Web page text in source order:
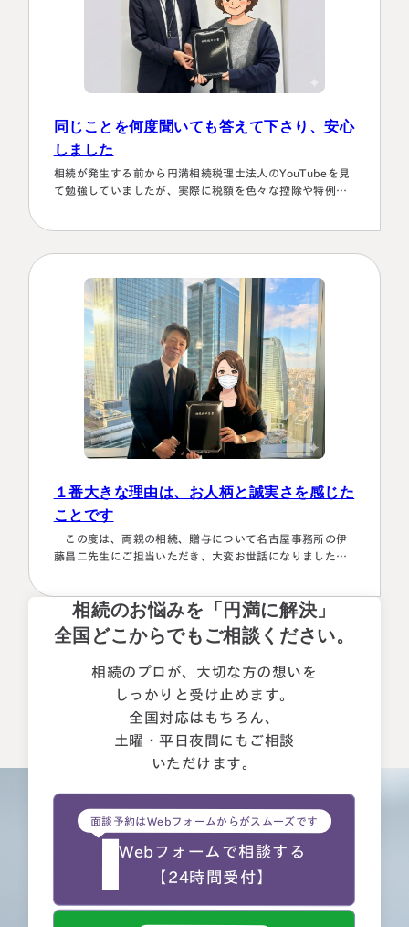
同じことを何度聞いても答えて下さり、安心
しました
相続が発生する前から円満相続税理士法人のYouTubeを見
て勉強していましたが、実際に税額を色々な控除や特例を
ず、届いた書類を全部加藤先生へメールで送ってまとめあ
げて頂きました。心配で同じこと…
１番大きな理由は、お人柄と誠実さを感じた
ことです
この度は、両親の相続、贈与について名古屋事務所の伊
藤昌二先生にご担当いただき、大変お世話になりました。
ュートラルでした。 ②丁寧なご対応とわかりやすい説明で
した。 素人がわかりやすいように、わかるまで何度も教
えて下さいました。 ③お人柄と同様に、専門家として全面
相続のお悩みを「円満に解決」
全国どこからでもご相談ください。
相続のプロが、大切な方の想いを
しっかりと受け止めます。
全国対応はもちろん、
土曜・平日夜間にもご相談
いただけます。
面談予約はWebフォームからがスムーズです
Webフォームで相談する
【24時間受付】